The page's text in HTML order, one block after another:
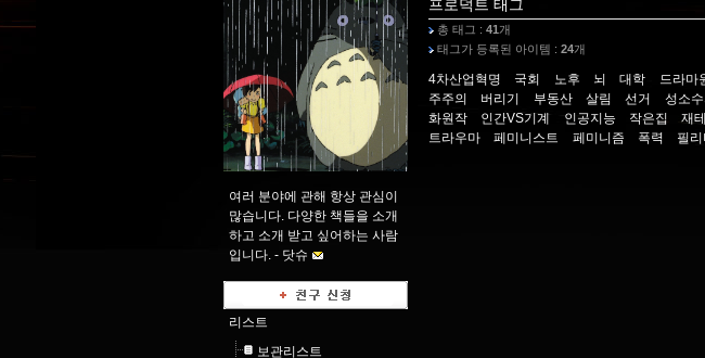
여러 분야에 관해 항상 관심이
많습니다. 다양한 책들을 소개
하고 소개 받고 싶어하는 사람
입니다. - 닷슈
리스트
보관리스트
프로덕트 태그
총 태그 : 41개
태그가 등록된 아이템 : 24개
4차산업혁명 국회 노후 뇌 대학 드라마
주주의
버리기 부동산 살림 선거 성소
화원작
인간VS기계 인공지능 작은집 재
트라우마
페미니스트 페미니즘 폭력 필